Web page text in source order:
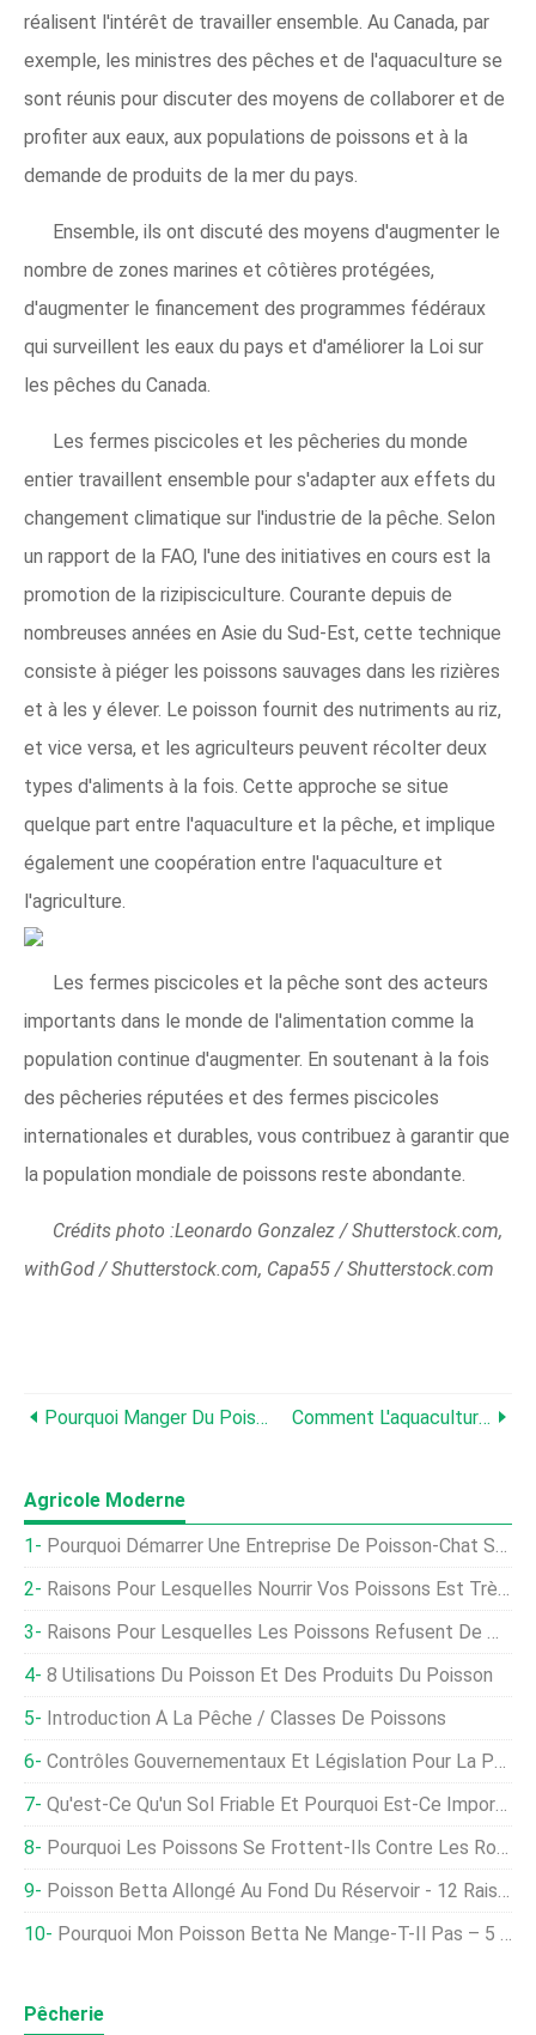
réalisent l'intérêt de travailler ensemble. Au Canada, par
exemple, les ministres des pêches et de l'aquaculture se
sont réunis pour discuter des moyens de collaborer et de
profiter aux eaux, aux populations de poissons et à la
demande de produits de la mer du pays.
Ensemble, ils ont discuté des moyens d'augmenter le
nombre de zones marines et côtières protégées,
d'augmenter le financement des programmes fédéraux
qui surveillent les eaux du pays et d'améliorer la Loi sur
les pêches du Canada.
Les fermes piscicoles et les pêcheries du monde
entier travaillent ensemble pour s'adapter aux effets du
changement climatique sur l'industrie de la pêche. Selon
un rapport de la FAO, l'une des initiatives en cours est la
promotion de la rizipisciculture. Courante depuis de
nombreuses années en Asie du Sud-Est, cette technique
consiste à piéger les poissons sauvages dans les rizières
et à les y élever. Le poisson fournit des nutriments au riz,
et vice versa, et les agriculteurs peuvent récolter deux
types d'aliments à la fois. Cette approche se situe
quelque part entre l'aquaculture et la pêche, et implique
également une coopération entre l'aquaculture et
l'agriculture.
Les fermes piscicoles et la pêche sont des acteurs
importants dans le monde de l'alimentation comme la
population continue d'augmenter. En soutenant à la fois
des pêcheries réputées et des fermes piscicoles
internationales et durables, vous contribuez à garantir que
la population mondiale de poissons reste abondante.
Crédits photo :Leonardo Gonzalez / Shutterstock.com,
withGod / Shutterstock.com, Capa55 / Shutterstock.com
Pourquoi Manger Du Poisson D'élevage Est Meilleur Pour L'environnement Comment L'aquaculture Et L'agriculture Peuvent Fonctionner En Harmonie
Agricole Moderne
Pourquoi Démarrer Une Entreprise De Poisson-Chat Séché Et Fumé
Raisons Pour Lesquelles Nourrir Vos Poissons Est Très Important
Raisons Pour Lesquelles Les Poissons Refusent De Manger Leur Nourriture Et Comment Y Remédier
8 Utilisations Du Poisson Et Des Produits Du Poisson
Introduction À La Pêche / Classes De Poissons
Contrôles Gouvernementaux Et Législation Pour La Pêche À La Ligne
Qu'est-Ce Qu'un Sol Friable Et Pourquoi Est-Ce Important ?
Pourquoi Les Poissons Se Frottent-Ils Contre Les Rochers Et Les Plantes ?
Poisson Betta Allongé Au Fond Du Réservoir - 12 Raisons Pour Lesquelles (et Comment Y Remédier !)
Pourquoi Mon Poisson Betta Ne Mange-T-Il Pas – 5 Raisons Pour Lesquelles (et Que Rechercher)
Pêcherie